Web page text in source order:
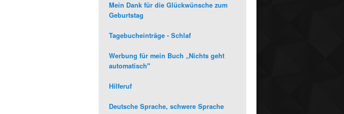
Mein Dank für die Glückwünsche zum
Geburtstag
Tagebucheinträge - Schlaf
Werbung für mein Buch „Nichts geht
automatisch"
Hilferuf
Deutsche Sprache, schwere Sprache